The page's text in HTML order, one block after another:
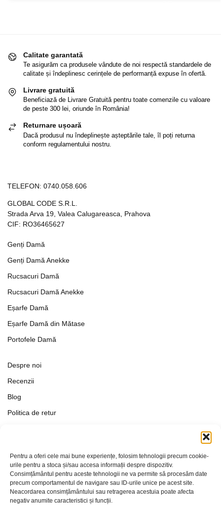
Pentru a oferi cele mai bune experiențe, folosim tehnologii precum cookie-
urile pentru a stoca și/sau accesa informații despre dispozitiv.
Consimțământul pentru aceste tehnologii ne va permite să procesăm date
precum comportamentul de navigare sau ID-urile unice pe acest site.
Neacordarea consimțământului sau retragerea acestuia poate afecta
negativ anumite caracteristici și funcții.
Calitate garantată
Te asigurăm ca produsele vândute de noi respectă standardele de
calitate și îndeplinesc cerințele de performanță expuse în ofertă.
Livrare gratuită
Beneficiază de Livrare Gratuită pentru toate comenzile cu valoare
de peste 300 lei, oriunde în România!
Returnare ușoară
Dacă produsul nu îndeplinește așteptările tale, îl poți returna
conform regulamentului nostru.
TELEFON: 0740.058.606
GLOBAL CODE S.R.L.
Strada Arva 19, Valea Calugareasca, Prahova
CIF: RO36465627
Genți Damă
Genți Damă Anekke
Rucsacuri Damă
Rucsacuri Damă Anekke
Eșarfe Damă
Eșarfe Damă din Mătase
Portofele Damă
Despre noi
Recenzii
Blog
Politica de retur
Politica de Confidențialitate
Politica de cookies
Setări Cookie-uri
Contact